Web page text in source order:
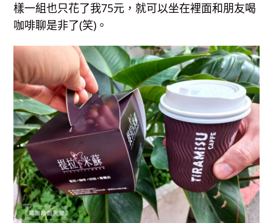
樣一組也只花了我75元，就可以坐在裡面和朋友喝
咖啡聊是非了(笑)。